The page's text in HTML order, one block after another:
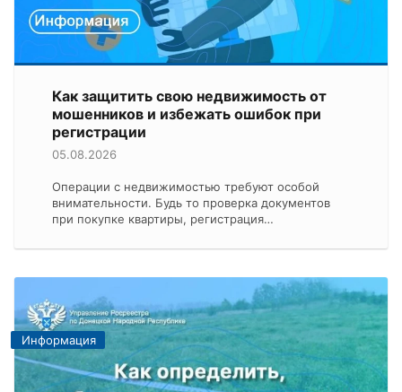
Как защитить свою недвижимость от
мошенников и избежать ошибок при
регистрации
05.08.2026
Операции с недвижимостью требуют особой
внимательности. Будь то проверка документов
при покупке квартиры, регистрация…
Информация